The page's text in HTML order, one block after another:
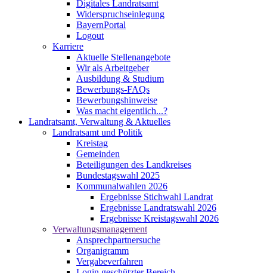
Digitales Landratsamt
Widerspruchseinlegung
BayernPortal
Logout
Karriere
Aktuelle Stellenangebote
Wir als Arbeitgeber
Ausbildung & Studium
Bewerbungs-FAQs
Bewerbungshinweise
Was macht eigentlich...?
Landratsamt, Verwaltung & Aktuelles
Landratsamt und Politik
Kreistag
Gemeinden
Beteiligungen des Landkreises
Bundestagswahl 2025
Kommunalwahlen 2026
Ergebnisse Stichwahl Landrat
Ergebnisse Landratswahl 2026
Ergebnisse Kreistagswahl 2026
Verwaltungsmanagement
Ansprechpartnersuche
Organigramm
Vergabeverfahren